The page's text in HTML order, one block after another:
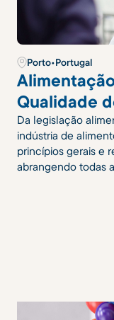
Porto•Portugal
Qualidade
Da legislação
indústria de
princípios gerais e
abrangendo todas